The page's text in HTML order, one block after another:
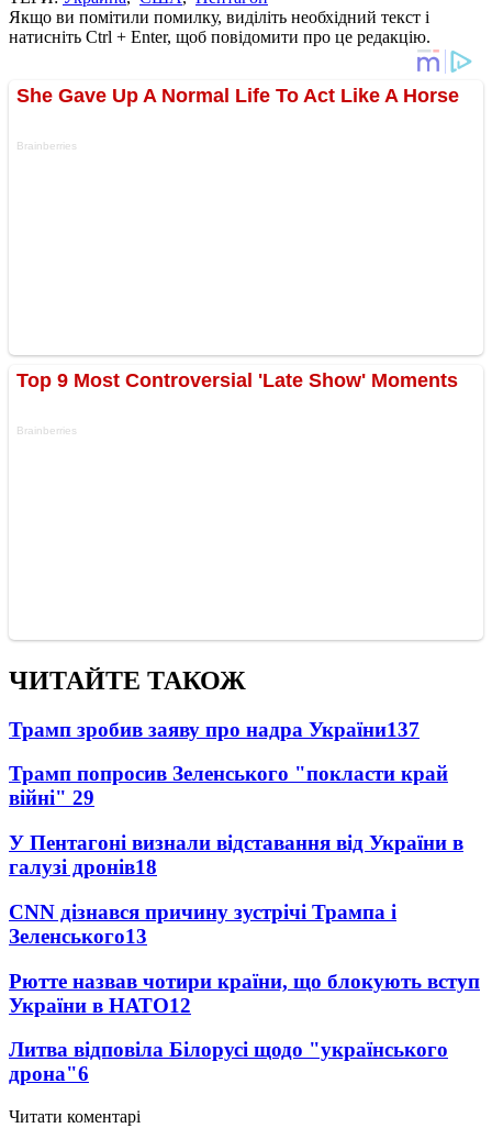
Якщо ви помітили помилку, виділіть необхідний текст і
натисніть Ctrl + Enter, щоб повідомити про це редакцію.
ЧИТАЙТЕ ТАКОЖ
Трамп зробив заяву про надра України137
Трамп попросив Зеленського "покласти край
війні" 29
У Пентагоні визнали відставання від України в
галузі дронів18
CNN дізнався причину зустрічі Трампа і
Зеленського13
Рютте назвав чотири країни, що блокують вступ
України в НАТО12
Литва відповіла Білорусі щодо "українського
дрона"6
Читати коментарі